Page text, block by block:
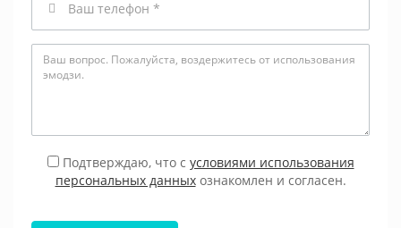
Подтверждаю, что с условиями использования
персональных данныхознакомлен и согласен.